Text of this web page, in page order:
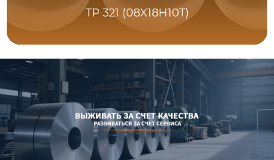
TP 321 (08X18H10T)